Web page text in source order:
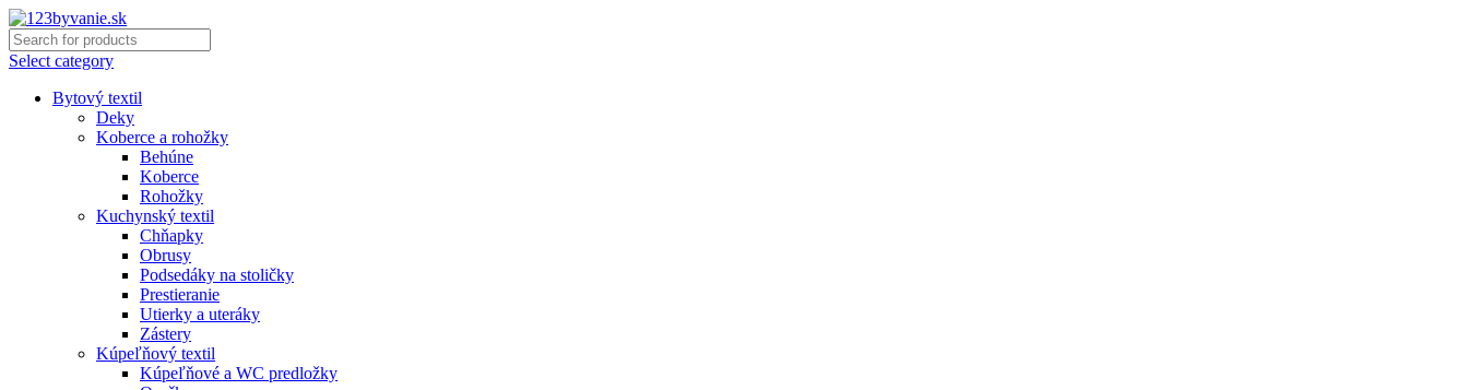
Select category
Bytový textil
Deky
Koberce a rohožky
Behúne
Koberce
Rohožky
Kuchynský textil
Chňapky
Obrusy
Podsedáky na stoličky
Prestieranie
Utierky a uteráky
Zástery
Kúpeľňový textil
Kúpeľňové a WC predložky